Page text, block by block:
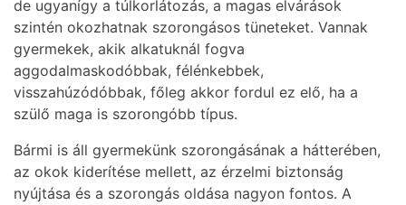
de ugyanígy a túlkorlátozás, a magas elvárások
szintén okozhatnak szorongásos tüneteket. Vannak
gyermekek, akik alkatuknál fogva
aggodalmaskodóbbak, félénkebbek,
visszahúzódóbbak, főleg akkor fordul ez elő, ha a
szülő maga is szorongóbb típus.
Bármi is áll gyermekünk szorongásának a hátterében,
az okok kiderítése mellett, az érzelmi biztonság
nyújtása és a szorongás oldása nagyon fontos. A